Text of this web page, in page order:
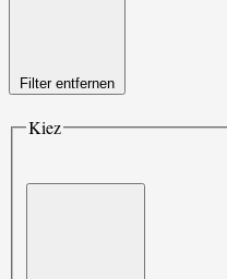
Filter entfernen
Kiez